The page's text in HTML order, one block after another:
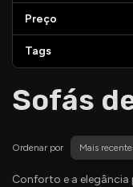
Preço
Tags
Sofás
Ordenar por Mais
Conforto e a elegância